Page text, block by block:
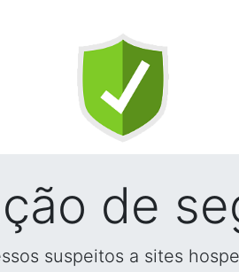
de
suspeitos a sites